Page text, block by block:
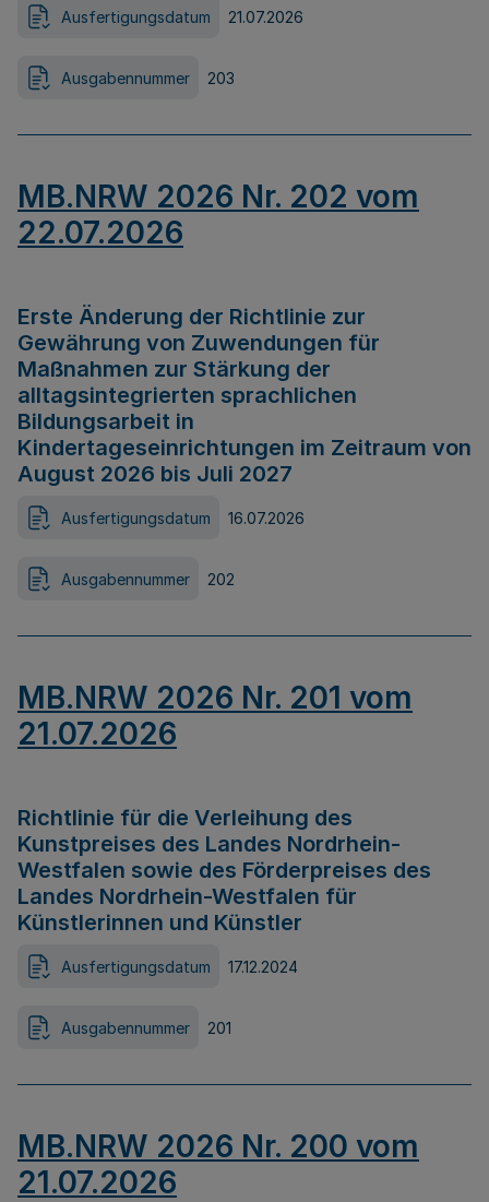
Ausfertigungsdatum 21.07.2026
Ausgabennummer 203
MB.NRW 2026 Nr. 202 vom
22.07.2026
Erste Änderung der Richtlinie zur
Gewährung von Zuwendungen für
Maßnahmen zur Stärkung der
alltagsintegrierten sprachlichen
Bildungsarbeit in
Kindertageseinrichtungen im Zeitraum von
August 2026 bis Juli 2027
Ausfertigungsdatum 16.07.2026
Ausgabennummer 202
MB.NRW 2026 Nr. 201 vom
21.07.2026
Richtlinie für die Verleihung des
Kunstpreises des Landes Nordrhein-
Westfalen sowie des Förderpreises des
Landes Nordrhein-Westfalen für
Künstlerinnen und Künstler
Ausfertigungsdatum 17.12.2024
Ausgabennummer 201
MB.NRW 2026 Nr. 200 vom
21.07.2026